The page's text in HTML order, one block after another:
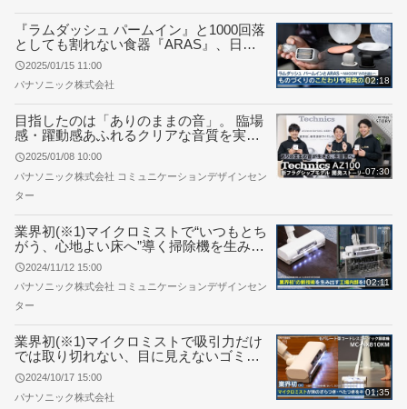
02:18
『ラムダッシュ パームイン』と1000回落
としても割れない食器『ARAS』、日本
発のものづくりと開発の裏側。～イノベ
ーティブ・プラスチック『NAGORI®』
との出会い～
2025/01/15 11:00
パナソニック株式会社
07:30
目指したのは「ありのままの音」。 臨場
感・躍動感あふれるクリアな音質を実現
した完全ワイヤレスイヤホン テクニクス
「AZ100」1月23日発売
2025/01/08 10:00
パナソニック株式会社 コミュニケーションデザインセン
ター
02:11
業界初(※1)マイクロミストで“いつもとち
がう、心地よい床へ”導く掃除機を生み出
すものづくりの現場を特別公開
2024/11/12 15:00
パナソニック株式会社 コミュニケーションデザインセン
ター
01:35
業界初(※1)マイクロミストで吸引力だけ
では取り切れない、目に見えないゴミ
（※2）まで剥がし取る。しかも床が過度
に濡れるのをおさえ、じゅうたん・畳も
使用可能な掃除機登場
2024/10/17 15:00
パナソニック株式会社